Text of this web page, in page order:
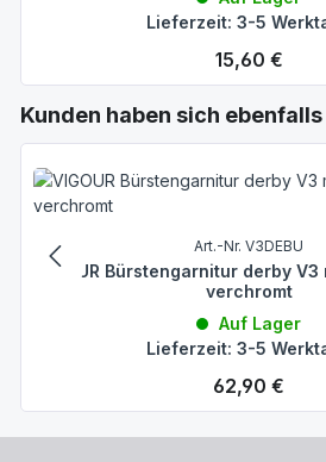
Lieferzeit: 3-5
Regulärer Preis:
15,60 €
Produktgalerie überspringen
Kunden haben sich
Art.-Nr. V3DEBU
VIGOUR Bürstengarnitur derby V3
verchromt
Auf Lager
Lieferzeit: 3-5
Regulärer Preis:
62,90 €